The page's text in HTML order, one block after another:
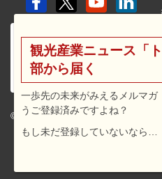
© 2026 travel voice.
観光産業ニュース「
部から届く
一歩先の未来がみえるメルマガ
うご登録済みですよね？
もし未だ登録していないなら…